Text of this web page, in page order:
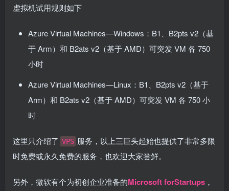
虚拟机试用规则如下
Azure Virtual Machines—Windows：B1、B2pts v2（基
于 Arm）和 B2ats v2（基于 AMD）可突发 VM 各 750
小时
Azure Virtual Machines—Linux：B1、B2pts v2（基于
Arm）和 B2ats v2（基于 AMD）可突发 VM 各 750 小
时
这里只介绍了 VPS 服务，以上三巨头起始也提供了非常多限
时免费或永久免费的服务，也欢迎大家尝鲜。
另外，微软有个为初创企业准备的Microsoft forStartups ，